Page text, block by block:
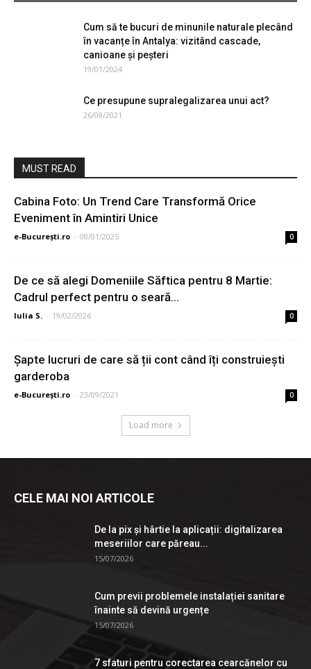
Cum să te bucuri de minunile naturale plecând
în vacanțe în Antalya: vizitând cascade,
canioane și peșteri
19/01/2024
Ce presupune supralegalizarea unui act?
26/08/2021
MUST READ
Cabina Foto: Un Trend Care Transformă Orice
Eveniment în Amintiri Unice
e-București.ro - 08/01/2025 0
De ce să alegi Domeniile Săftica pentru 8 Martie:
Cadrul perfect pentru o seară...
Iulia S. - 19/02/2026 0
Șapte lucruri de care să ții cont când îți construiești
garderoba
e-București.ro - 23/09/2021 0
Load more
CELE MAI NOI ARTICOLE
De la pix şi hârtie la aplicații: digitalizarea
meseriilor care păreau...
15/07/2026
Cum previi problemele instalației sanitare
înainte să devină urgențe
15/07/2026
7 sfaturi pentru corectarea cearcănelor cu